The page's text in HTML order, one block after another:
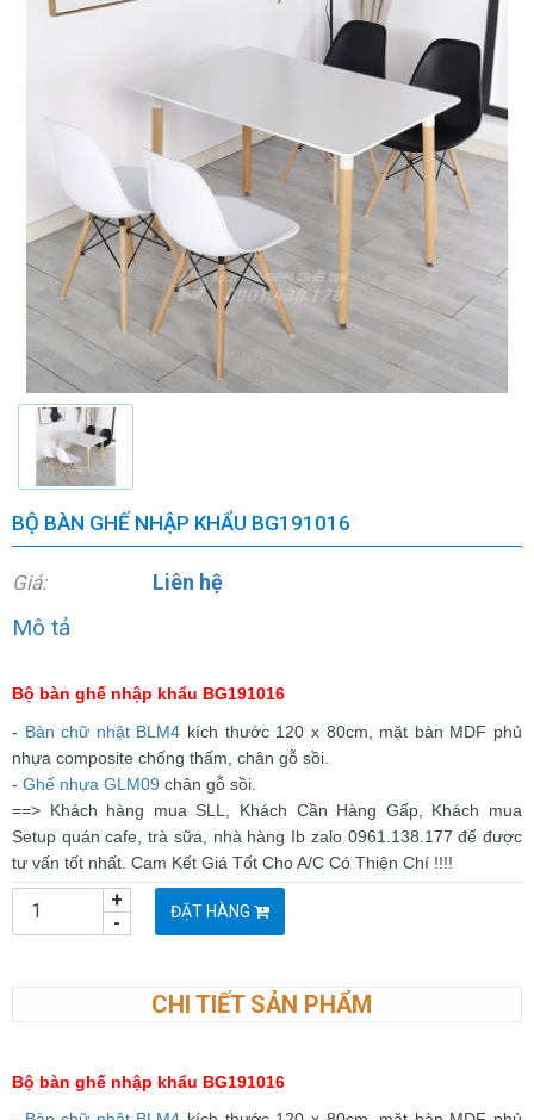
BỘ BÀN GHẾ NHẬP KHẨU BG191016
Giá: Liên hệ
Mô tả
Bộ bàn ghế nhập khẩu BG191016
- Bàn chữ nhật BLM4 kích thước 120 x 80cm, mặt bàn MDF phủ
nhựa composite chống thấm, chân gỗ sồi.
- Ghế nhựa GLM09 chân gỗ sồi.
==> Khách hàng mua SLL, Khách Cần Hàng Gấp, Khách mua
Setup quán cafe, trà sữa, nhà hàng Ib zalo 0961.138.177 để được
tư vấn tốt nhất. Cam Kết Giá Tốt Cho A/C Có Thiện Chí !!!!
-
+ ĐẶT HÀNG
CHI TIẾT SẢN PHẨM
Bộ bàn ghế nhập khẩu BG191016